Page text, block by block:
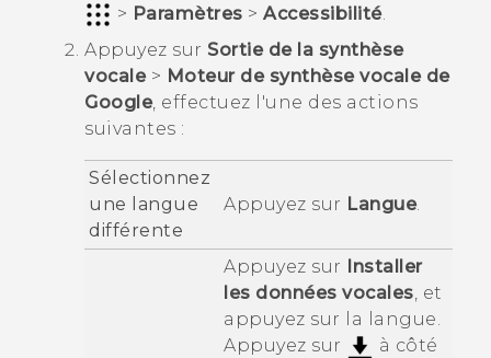
> Paramètres > Accessibilité.
Appuyez sur Sortie de la synthèse
vocale> Moteur de synthèse vocale de
Google, effectuez l'une des actions
suivantes :
Sélectionnez
une langue
différente
Appuyez sur Langue.
Appuyez sur
Installer
les données vocales, et
appuyez sur la langue.
Appuyez sur
à côté